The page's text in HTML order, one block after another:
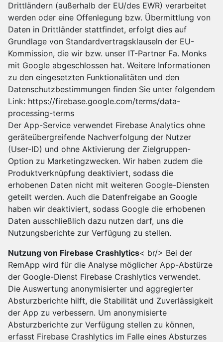
Drittländern (außerhalb der EU/des EWR) verarbeitet
werden oder eine Offenlegung bzw. Übermittlung von
Daten in Drittländer stattfindet, erfolgt dies auf
Grundlage von Standardvertragsklauseln der EU-
Kommission, die wir bzw. unser IT-Partner Fa. Monks
mit Google abgeschlossen hat. Weitere Informationen
zu den eingesetzten Funktionalitäten und den
Datenschutzbestimmungen finden Sie unter folgendem
Link: https://firebase.google.com/terms/data-
processing-terms
Der App-Service verwendet Firebase Analytics ohne
geräteübergreifende Nachverfolgung der Nutzer
(User-ID) und ohne Aktivierung der Zielgruppen-
Option zu Marketingzwecken. Wir haben zudem die
Produktverknüpfung deaktiviert, sodass die
erhobenen Daten nicht mit weiteren Google-Diensten
geteilt werden. Auch die Datenfreigabe an Google
haben wir deaktiviert, sodass Google die erhobenen
Daten ausschließlich dazu nutzen darf, uns die
Nutzungsberichte zur Verfügung zu stellen.
Nutzung von Firebase Crashlytics< br/> Bei der
RemApp wird für die Analyse möglicher App-Abstürze
der Google-Dienst Firebase Crashlytics verwendet.
Die Auswertung anonymisierter und aggregierter
Absturzberichte hilft, die Stabilität und Zuverlässigkeit
der App zu verbessern. Um anonymisierte
Absturzberichte zur Verfügung stellen zu können,
erfasst Firebase Crashlytics im Falle eines Absturzes